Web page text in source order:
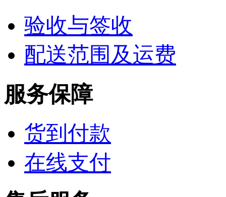
验收与签收
配送范围及运费
服务保障
货到付款
在线支付